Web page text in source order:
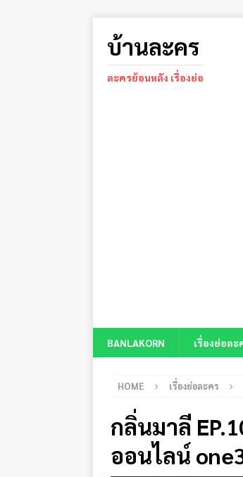
บ้านละคร
ละครย้อนหลัง เรื่องย่อ
BANLAKORN เรื่องย่อละ
HOME เรื่องย่อละคร
กลิ่นมาลี
ออนไลน์